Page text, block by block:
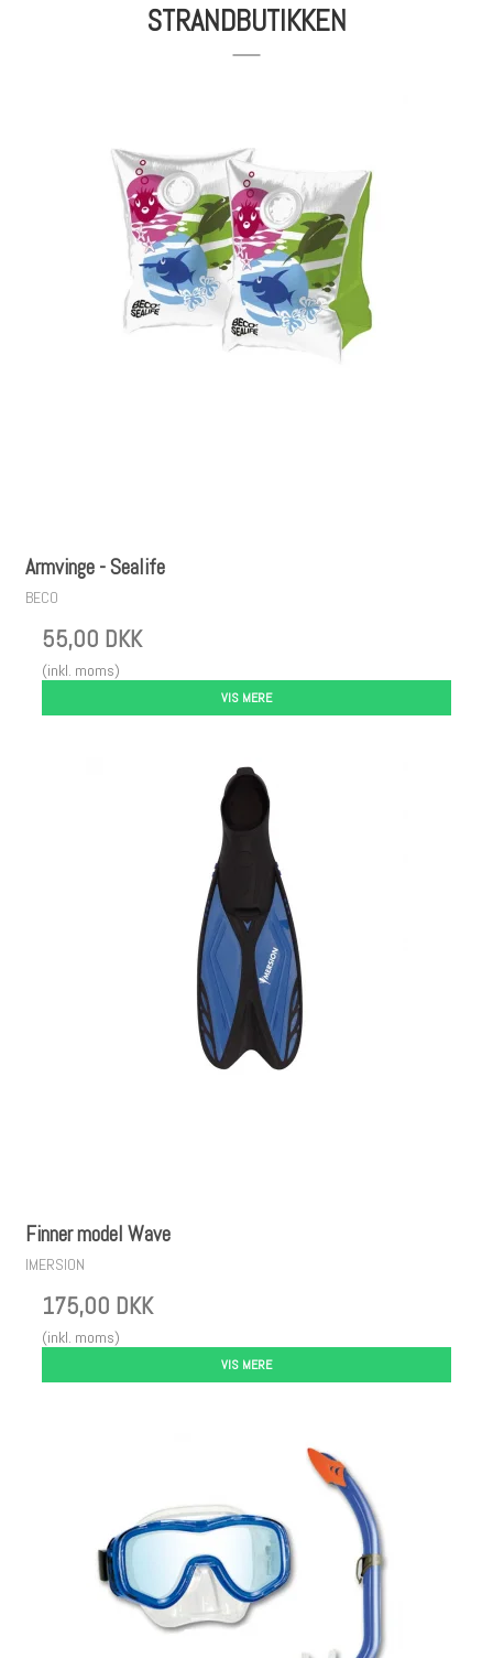
STRANDBUTIKKEN
Armvinge - Sealife
BECO
55,00 DKK
(inkl. moms)
VIS MERE
Finner model Wave
IMERSION
175,00 DKK
(inkl. moms)
VIS MERE